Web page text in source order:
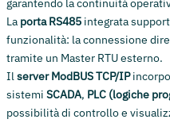
garantendo la continuità
La porta RS485 integrata
funzionalità: la connessione
tramite un Master RTU esterno.
Ilserver ModBUS TCP/IP
sistemi SCADA, PLC (logiche
possibilità di controllo e